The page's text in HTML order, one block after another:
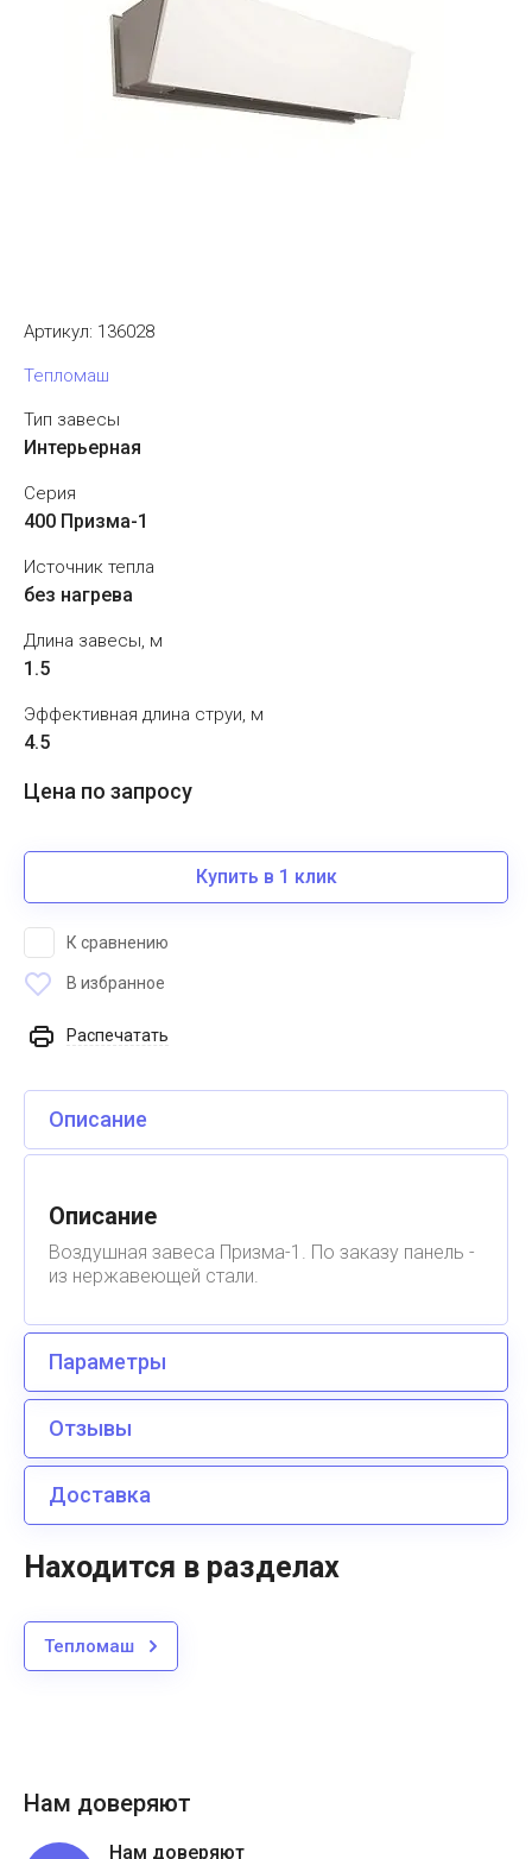
Артикул: 136028
Тепломаш
Тип завесы
Интерьерная
Серия
400 Призма-1
Источник тепла
без нагрева
Длина завесы, м
1.5
Эффективная длина струи, м
4.5
Цена по запросу
Купить в 1 клик
К сравнению
В избранное
Распечатать
Описание
Описание
Воздушная завеса Призма-1. По заказу панель -
из нержавеющей стали.
Параметры
Отзывы
Доставка
Находится в разделах
Тепломаш
Нам доверяют
Нам доверяют